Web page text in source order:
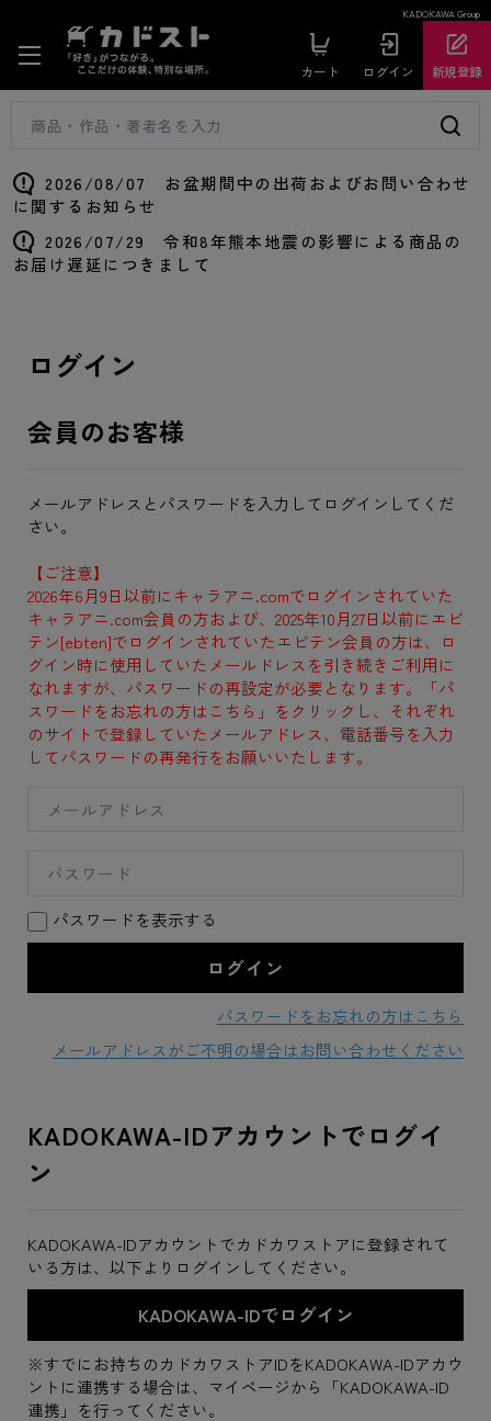
KADOKAWA Group
カート ログイン 新規登録
2026/08/07 お盆期間中の出荷およびお問い合わせ
に関するお知らせ
2026/07/29 令和8年熊本地震の影響による商品の
お届け遅延につきまして
ログイン
会員のお客様
メールアドレスとパスワードを入力してログインしてくだ
さい。
【ご注意】
2026年6月9日以前にキャラアニ.comでログインされていた
キャラアニ.com会員の方および、2025年10月27日以前にエビ
テン[ebten]でログインされていたエビテン会員の方は、ロ
グイン時に使用していたメールドレスを引き続きご利用に
なれますが、パスワードの再設定が必要となります。「パ
スワードをお忘れの方はこちら」をクリックし、それぞれ
のサイトで登録していたメールアドレス、電話番号を入力
してパスワードの再発行をお願いいたします。
パスワードを表示する
パスワードをお忘れの方はこちら
メールアドレスがご不明の場合はお問い合わせください
KADOKAWA-IDアカウントでログイ
ン
KADOKAWA-IDアカウントでカドカワストアに登録されて
いる方は、以下よりログインしてください。
※すでにお持ちのカドカワストアIDをKADOKAWA-IDアカウ
ントに連携する場合は、マイページから「KADOKAWA-ID
連携」を行ってください。